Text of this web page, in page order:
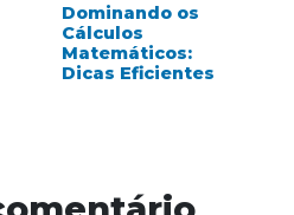
Dominando os
Cálculos
Matemáticos:
Dicas Eficientes